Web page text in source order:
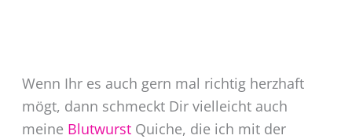
Wenn Ihr es auch gern mal richtig herzhaft
mögt, dann schmeckt Dir vielleicht auch
meine BlutwurstQuiche, die ich mit der